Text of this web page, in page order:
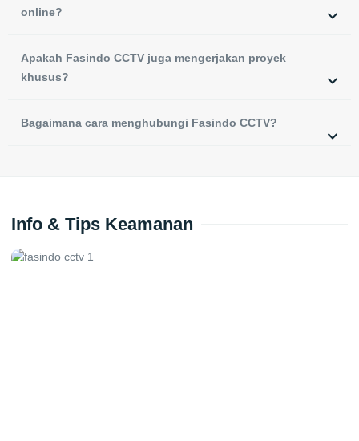
online?
Apakah Fasindo CCTV juga mengerjakan proyek
khusus?
Bagaimana cara menghubungi Fasindo CCTV?
Info & Tips Keamanan